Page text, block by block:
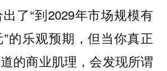
了“到2029年市场规模有
的乐观预期，但当你真正
的商业肌理，会发现所谓